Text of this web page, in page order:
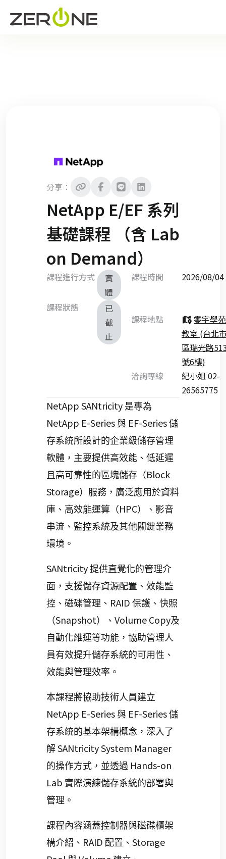
分享：
NetApp E/EF 系列
基礎課程 （含 Lab
on Demand）
課程進行方式
實
體
課程狀態
已
截
止
課程時間 2026/08/04
課程地點
零宇學
教室 (台北
區瑞光路
號6樓)
洽詢專線
紀小姐 02-
26565775
NetApp SANtricity 是專為
NetApp E-Series 與 EF-Series 儲
存系統所設計的企業級儲存管理
軟體，主要提供高效能、低延遲
且高可靠性的區塊儲存（ Block
Storage）服務，廣泛應用於資料
庫、高效能運算（ HPC）、影音
串流、監控系統及其他關鍵業務
環境。
SANtricity 提供直覺化的管理介
面，支援儲存資源配置、效能監
控、磁碟管理、 RAID 保護、快照
（Snapshot）、 Volume Copy及
自動化維運等功能，協助管理人
員有效提升儲存系統的可用性、
效能與管理效率。
本課程將協助技術人員建立
NetApp E-Series 與 EF-Series 儲
存系統的基本架構概念，深入了
解 SANtricity System Manager
的操作方式，並透過 Hands-on
Lab 實際演練儲存系統的部署與
管理。
課程內容涵蓋控制器與磁碟櫃架
構介紹、 RAID 配置、 Storage